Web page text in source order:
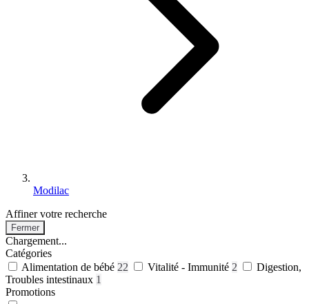
Modilac
Affiner votre recherche
Fermer
Chargement...
Catégories
Alimentation de bébé 22 Vitalité - Immunité 2
Digestion,
Troubles intestinaux 1
Promotions